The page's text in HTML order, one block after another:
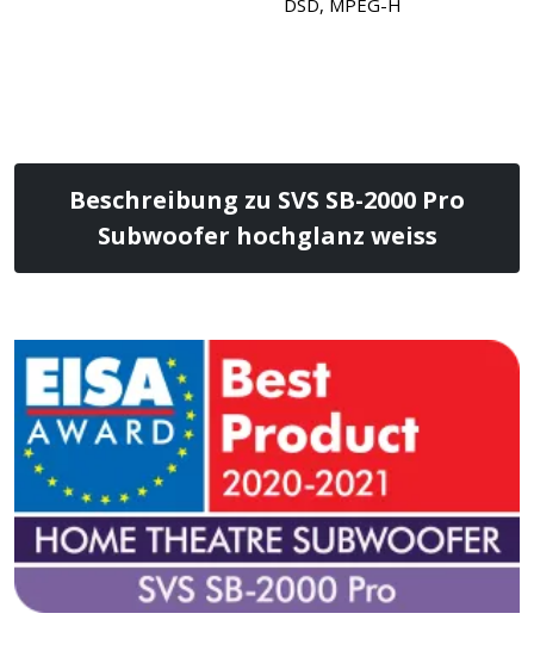
DSD, MPEG-H
Beschreibung zu SVS SB-2000 Pro
Subwoofer hochglanz weiss